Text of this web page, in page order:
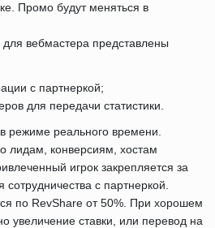
Промо будут меняться в
вебмастера представлены
с партнеркой;
для передачи статистики.
режиме реального времени.
лидам, конверсиям, хостам
игрок закрепляется за
с партнеркой.
по RevShare от 50%. При хорошем
увеличение ставки, или перевод на